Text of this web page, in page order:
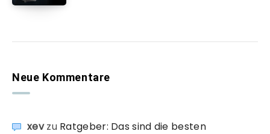
Neue Kommentare
xevzu Ratgeber: Das sind die besten